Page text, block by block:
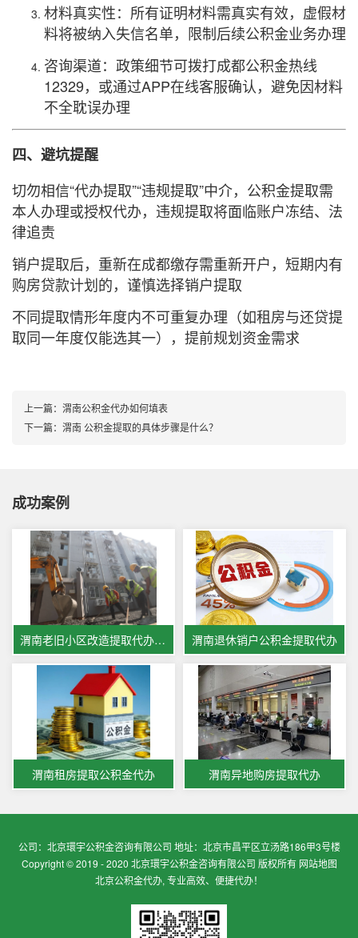
材料真实性：所有证明材料需真实有效，虚假材
料将被纳入失信名单，限制后续公积金业务办理
咨询渠道：政策细节可拨打成都公积金热线
12329，或通过APP在线客服确认，避免因材料
不全耽误办理
四、避坑提醒
切勿相信“代办提取”“违规提取”中介，公积金提取需
本人办理或授权代办，违规提取将面临账户冻结、法
律追责
销户提取后，重新在成都缴存需重新开户，短期内有
购房贷款计划的，谨慎选择销户提取
不同提取情形年度内不可重复办理（如租房与还贷提
取同一年度仅能选其一），提前规划资金需求
上一篇： 渭南公积金代办如何填表
下一篇： 渭南 公积金提取的具体步骤是什么？
成功案例
渭南老旧小区改造提取代办公积金 渭南退休销户公积金提取代办
渭南租房提取公积金代办 渭南异地购房提取代办
公司：北京環宇公积金咨询有限公司 地址：北京市昌平区立汤路186甲3号楼
Copyright © 2019 - 2020 北京環宇公积金咨询有限公司 版权所有 网站地图
北京公积金代办, 专业高效、便捷代办！